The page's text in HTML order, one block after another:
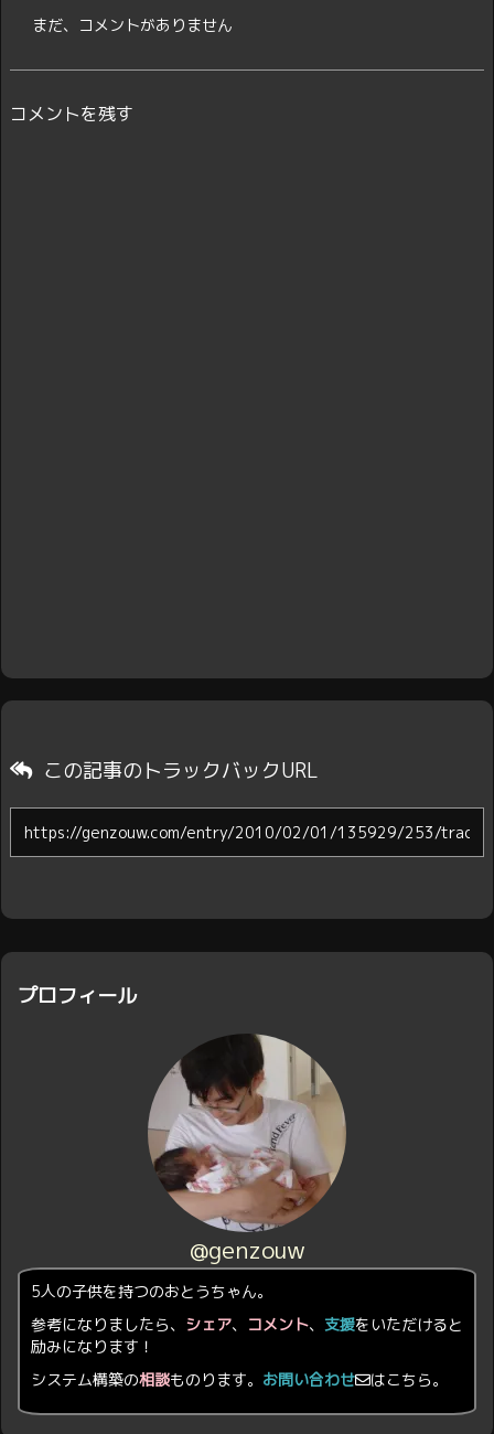
まだ、コメントがありません
コメントを残す
この記事のトラックバックURL
プロフィール
@genzouw
5人の子供を持つのおとうちゃん。
参考になりましたら、 シェア、 コメント、 支援をいただけると
励みになります！
システム構築の相談ものります。 お問い合わせ はこちら。